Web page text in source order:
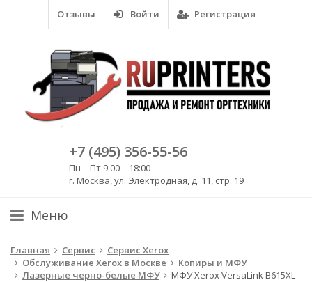
Отзывы Войти Регистрация
+7 (495) 356-55-56
Пн—Пт 9:00—18:00
г. Москва, ул. Электродная, д. 11, стр. 19
Меню
Главная Сервис
Сервис Xerox
Обслуживание Xerox в Москве
Копиры и МФУ
Лазерные черно-белые МФУ
МФУ Xerox VersaLink B615XL